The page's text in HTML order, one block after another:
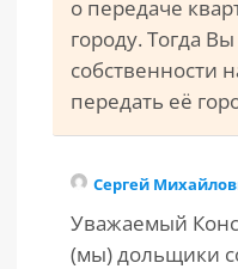
о передаче
городу. Тогда
собственности
передать её
Сергей
Уважаемый
(мы) дольщики